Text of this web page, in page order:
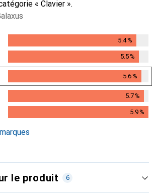
« Clavier ».
5.4%
5.4%
5.5%
5.5%
5.6%
5.6%
5.7%
5.7%
5.9%
le produit 6